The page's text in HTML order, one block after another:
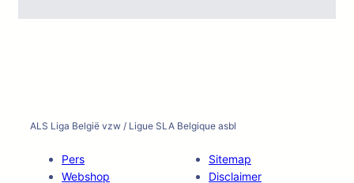
ALS Liga België vzw / Ligue SLA Belgique asbl
Pers
Webshop
Sitemap
Disclaimer